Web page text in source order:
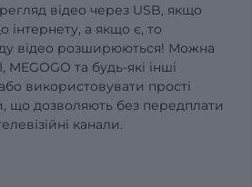
відео через USB, якщо
інтернету, а якщо є, то
відео розширюються! Можна
та будь-які інші
використовувати прості
що дозволяють без передплати
канали.